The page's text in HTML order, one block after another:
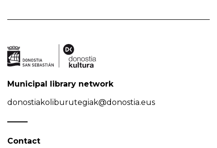
Municipal library network
donostiakoliburutegiak@donostia.eus
Contact